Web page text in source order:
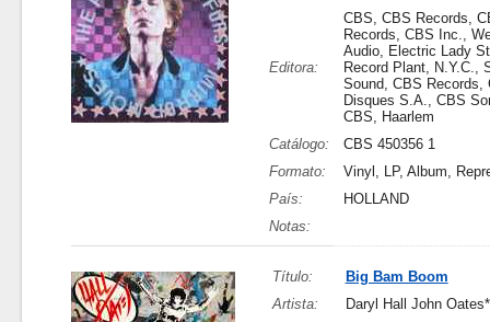
Editora:
CBS, CBS Records,
Records, CBS Inc.,
Audio, Electric Lady
Record Plant, N.Y.C.,
Sound, CBS Records,
Disques S.A., CBS
CBS, Haarlem
Catálogo:
CBS 450356 1
Formato:
Vinyl, LP, Album,
País:
HOLLAND
Notas:
Título:
Big Bam Boom
Artista:
Daryl Hall John Oates*